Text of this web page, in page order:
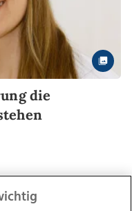
die